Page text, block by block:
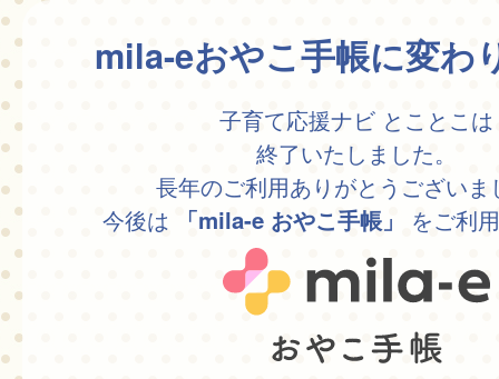
mila-eおやこ手帳に変わ
子育て応援ナビ とことこは
終了いたしました。
長年のご利用ありがとうございま
今後は
「mila-e おやこ手帳」 をご利